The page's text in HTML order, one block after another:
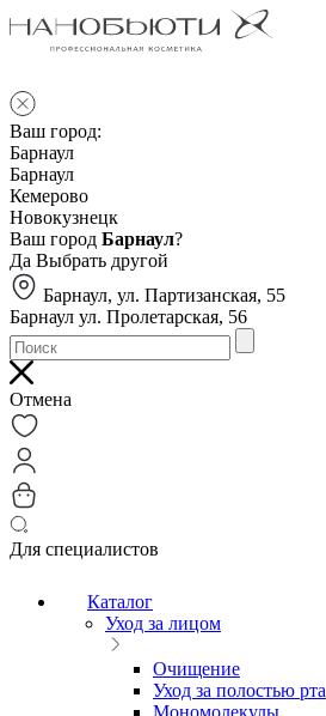
Ваш город:
Барнаул
Барнаул
Кемерово
Новокузнецк
Ваш город Барнаул?
Да Выбрать другой
Барнаул, ул. Партизанская, 55
Барнаул ул. Пролетарская, 56
Отмена
Для специалистов
Каталог
Уход за лицом
Очищение
Уход за полостью рта
Мономолекулы